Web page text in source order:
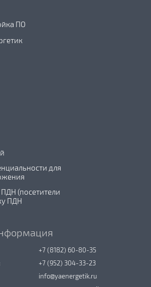
ПО
для
ПДН (посетители
ПДН
+7 (8182) 60-80-35
+7 (952) 304-33-23
info@yaenergetik.ru